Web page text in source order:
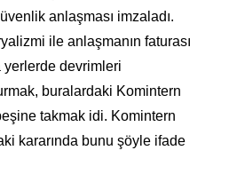
anlaşması imzaladı.
ile anlaşmanın faturası
yerlerde devrimleri
buralardaki Komintern
takmak idi. Komintern
kararında bunu şöyle ifade